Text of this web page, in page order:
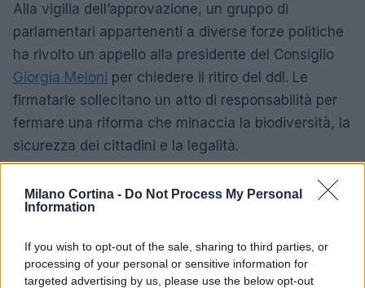
Milano Cortina - Do Not Process My Personal
Information
If you wish to opt-out of the sale, sharing to third parties, or
processing of your personal or sensitive information for
targeted advertising by us, please use the below opt-out
Alla vigilia dell’approvazione, un gruppo di
parlamentari appartenenti a diverse forze politiche
ha rivolto un appello alla presidente del Consiglio
Giorgia Meloni per chiedere il ritiro del ddl. Le
firmatarie sollecitano un atto di responsabilità per
fermare una riforma che minaccia la biodiversità, la
sicurezza dei cittadini e la legalità.
Le proteste si sono estese dalle piazze ai canali
social, raccogliendo il supporto di scienziati,
viene considerato un vero e proprio scempio
normativo. Partecipando al sit-in davanti al